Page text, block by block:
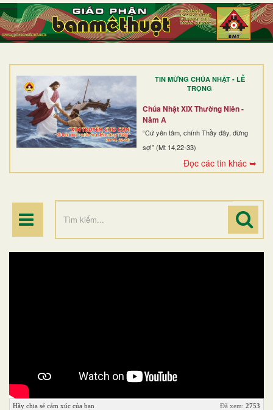
TIN MỪNG CHÚA NHẬT - LỄ
TRỌNG
Chúa Nhật XIX Thường Niên -
Năm A
“Cứ yên tâm, chính Thầy đây, đừng
sợ!” (Mt 14,22-33)
Đọc các tin khác ➥
TRANG NHẤT
GIỚI THIỆU
DÒNG TU
BAN MỤC VỤ
ĐOÀN THỂ CG
Hãy chia sẻ cảm xúc của bạn Đã xem: 2753